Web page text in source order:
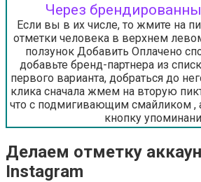
Через
Если вы в их числе, то жмите на
отметки человека в верхнем
ползунок Добавить Оплачено
добавьте бренд-партнера из
первого варианта, добраться до
клика сначала жмем на вторую
что с подмигивающим смайликом ,
кнопку
Делаем отметку
Instagram